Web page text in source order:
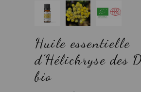
Huile essentielle
d'Hélichryse des
bio